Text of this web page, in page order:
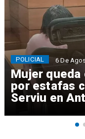
Mujer
por estafas
Serviu en
POLICIAL 6 De